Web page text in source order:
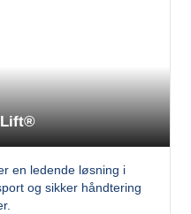
Lift®
en ledende løsning i
og sikker håndtering